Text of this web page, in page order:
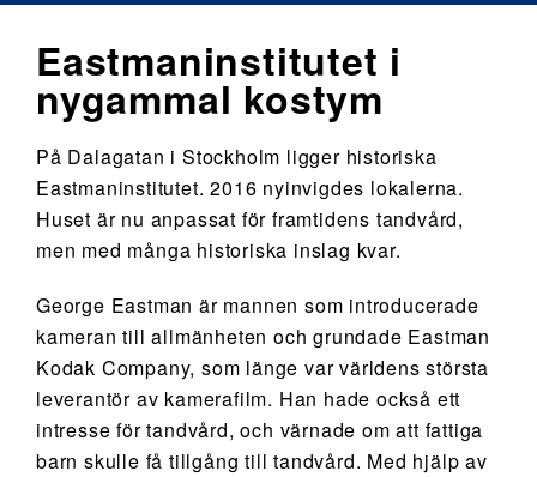
Eastmaninstitutet i
nygammal kostym
På Dalagatan i Stockholm ligger historiska
Eastmaninstitutet. 2016 nyinvigdes lokalerna.
Huset är nu anpassat för framtidens tandvård,
men med många historiska inslag kvar.
George Eastman är mannen som introducerade
kameran till allmänheten och grundade Eastman
Kodak Company, som länge var världens största
leverantör av kamerafilm. Han hade också ett
intresse för tandvård, och värnade om att fattiga
barn skulle få tillgång till tandvård. Med hjälp av